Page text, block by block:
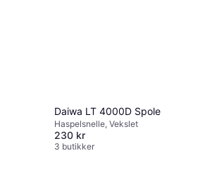
Daiwa LT 4000D Spole
Haspelsnelle, Vekslet
230 kr
3 butikker